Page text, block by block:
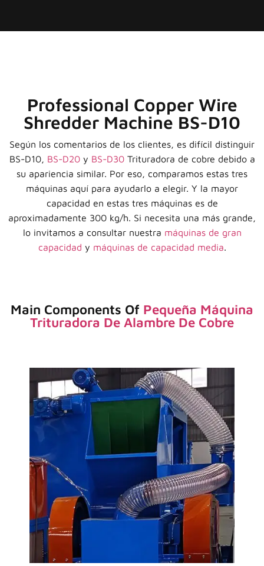
Professional Copper Wire
Shredder Machine BS-D10
Según los comentarios de los clientes, es difícil distinguir
BS-D10, BS-D20y BS-D30Trituradora de cobre debido a
su apariencia similar. Por eso, comparamos estas tres
máquinas aquí para ayudarlo a elegir. Y la mayor
capacidad en estas tres máquinas es de
aproximadamente 300 kg/h. Si necesita una más grande,
lo invitamos a consultar nuestra máquinas de gran
capacidad y máquinas de capacidad media.
Main Components Of Pequeña Máquina
Trituradora De Alambre De Cobre